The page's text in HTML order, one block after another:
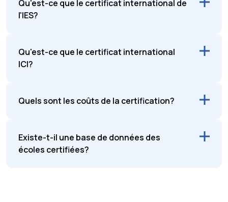
Qu'est-ce que le certificat international de
l'IES?
Qu'est-ce que le certificat international
ICI?
Quels sont les coûts de la certification?
Existe-t-il une base de données des
écoles certifiées?